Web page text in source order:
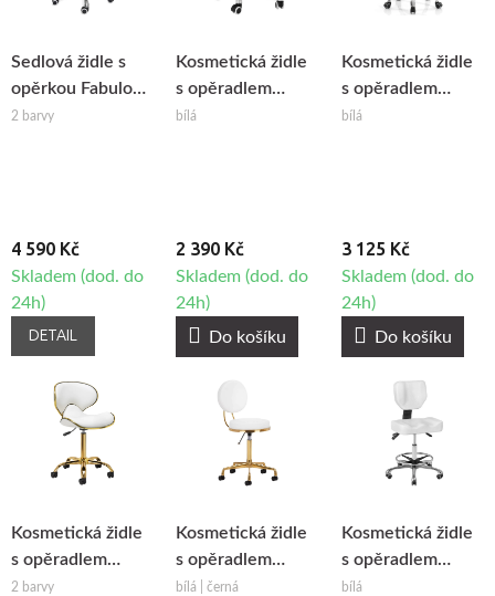
Sedlová židle s
opěrkou Fabulo
Balance
2 barvy
4 590 Kč
Skladem (dod. do
24h)
DETAIL
Kosmetická židle
s opěradlem
BeautyOne
bílá
2 390 Kč
Skladem (dod. do
24h)
Do košíku
Kosmetická židle
s opěradlem
Fabulo Clio
bílá
3 125 Kč
Skladem (dod. do
24h)
Do košíku
Kosmetická židle
s opěradlem
Gabbiano Q-
2 barvy
Kosmetická židle
s opěradlem
BeautyOne H5
bílá | černá
Kosmetická židle
s opěradlem
BeautyOne A-
bílá